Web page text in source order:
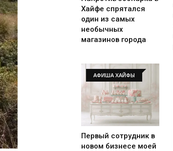
Хайфе спрятался
один из самых
необычных
магазинов города
АФИША ХАЙФЫ
Первый сотрудник в
новом бизнесе моей